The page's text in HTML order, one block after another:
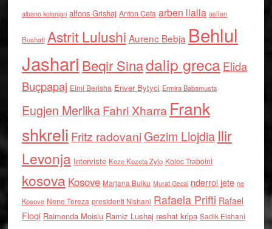
albano kolonjari alfons Grishaj Anton Cefa arben llalla asllan
Bushati Astrit Lulushi Aurenc Bebja Behlul
Jashari Beqir Sinadalip grecaElida
Buçpapaj Elmi Berisha Enver Bytyci Ermira Babamusta
Eugjen MerlikaFahri Xharra Frank
shkreli Fritz radovaniGezim Llojdia Ilir
Levonja Interviste Keze Kozeta Zylo Kolec Traboini
kosova Kosove Marjana Bulku Murat Gecaj nderroi jete ne
Kosove Nene Tereza presidenti Nishani Rafaela Prifti Rafael
Floqi Raimonda Moisiu Ramiz Lushaj reshat kripa Sadik Elshani